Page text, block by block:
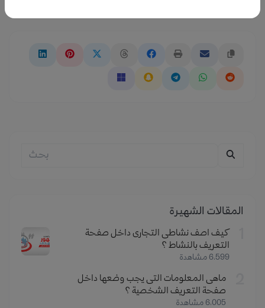
المقالات الشهيرة
كيف اصف نشاطى التجارى داخل صفحة
التعريف بالنشاط ؟
6٬599 مشاهدة
ماهى المعلومات التى يجب وضعها داخل
صفحة التعريف الشخصية ؟
6٬005 مشاهدة